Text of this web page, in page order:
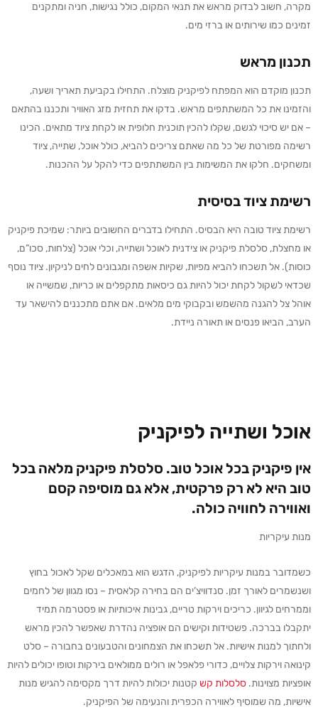
מקרה, חשוב לבדוק מראש את תנאי המקום, כולל נגישות, חניה ומתקנים
זמינים כמו שירותים או ברזי מים.
תכנון מראש
תכנון מוקדם הוא המפתח לפיקניק מוצלח. התחילו בקביעת תאריך ושעה,
והזמינו את כל המשתתפים מראש. בדקו את תחזית מזג האוויר ותכננו בהתאם
– אם יש סיכוי לגשם, שקלו להכין תוכנית חלופית או לקחת ציוד מתאים. הכינו
רשימה מפורטת של כל מה שאתם צריכים להביא, כולל אוכל, שתייה, ציוד
ומשחקים. חלקו את המשימות בין המשתתפים כדי להקל על ההכנות.
רשימת ציוד בסיסית
רשימת ציוד טובה היא הבסיס. התחילו בדברים החשובים ביותר: שמיכת פיקניק
או מחצלת, סלסלת פיקניק או צידנית לאוכל ושתייה, וכלי אוכל (צלחות, סכו”ם,
כוסות). אל תשכחו להביא מפיות, שקיות אשפה ומגבונים לחים לניקיון. ציוד נוסף
שכדאי לשקול לקחת יכול להיות גם כיסאות מתקפלים או כריות, שמשייה או
אוהל צל להגנה מהשמש ובקבוקי מים מלאים. אם אתם מתכננים להישאר עד
הערב, הביאו פנסים או תאורה ניידת.
אוכל ושתייה לפיקניק
אין פיקניק בכל אוכל טוב. סלסלת פיקניק מלאה בכל
טוב היא לא רק פרקטית, אלא גם מוסיפה קסם
ואווירה לחוויה כולה.
מנות עיקריות
כשמדובר במנות עיקריות לפיקניק, הדגש הוא במאכלים שקל לאכול בחוץ
ושנשמרים לאורך זמן. סנדוויצ’ים הם בחירה קלאסית – נסו מגוון של לחמים
וממרחים לגיוון. כריכים וירקות טריים, גבינות איכותיות או פסטרמה תמיד
יתקבלו בברכה. פשטידות וקישים הם אופציה נהדרת שאפשר להכין מראש
ולחתוך למנות אישיות. אל תשכחו את הצמחונים והטבעונים בחבורה – סלט
קינואה וירקות צלויים, כדורי פלאפל או רולים ממולאים בירקות וטופו יכולים להיות
אופציות מצוינות. סלסלות קש קטנות יכולות להיות דרך מקסימה להגיש מנות
אישיות, מה שמוסיף לאווירה הכפרית והנעימה של הפיקניק.